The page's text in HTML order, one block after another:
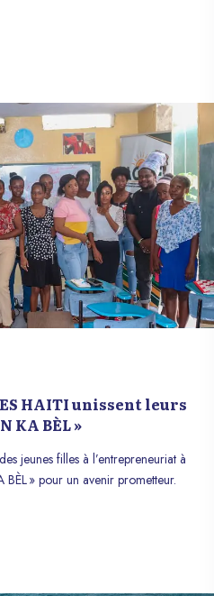
idéale pour les amateurs
monde sous-marin fascinant, vivez
du littoral haïtien.
HAITI unissent leurs
KA BÈL »
jeunes filles à l’entrepreneuriat à
» pour un avenir prometteur.